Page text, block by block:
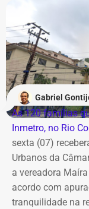
Gabriel
As 120 famílias
Inmetro, no Rio
sexta (07)
Urbanos da
a vereadora
acordo com
tranquilidade na